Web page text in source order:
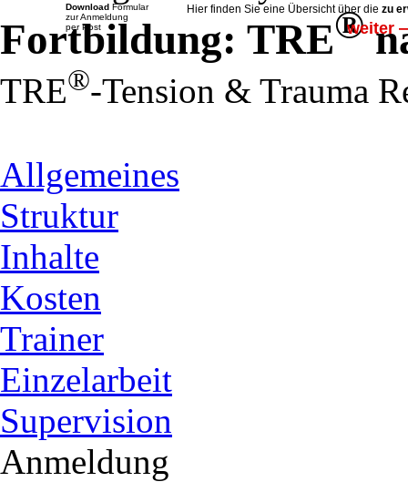
Fortbildung: TRE®
TRE®-Tension & Trauma
Download Formular
zur Anmeldung
per Post
Allgemeines
Struktur
Inhalte
Kosten
Trainer
Einzelarbeit
Supervision
Anmeldung
Hier finden Sie eine Übersicht über die zu
weiter